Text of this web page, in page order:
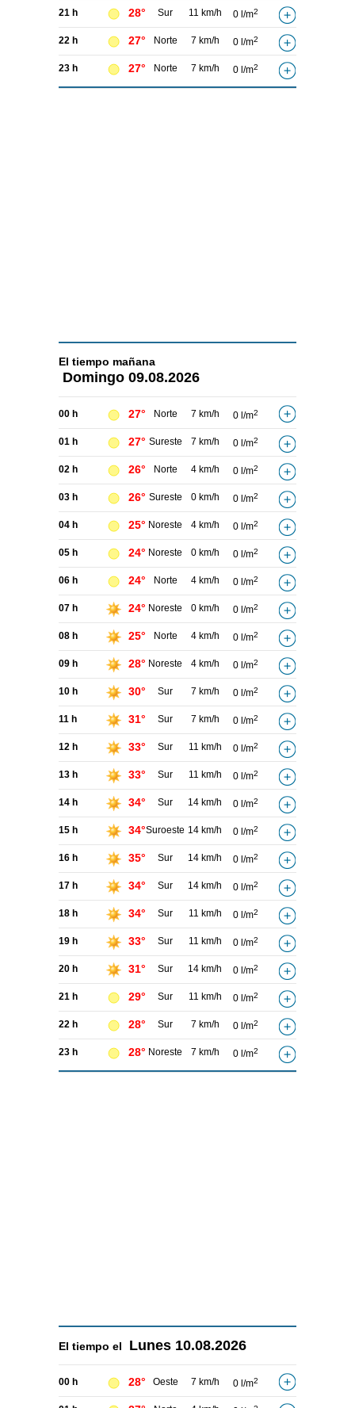
21 h 28° Sur 11 km/h 0 l/m2
22 h 27° Norte 7 km/h 0 l/m2
23 h 27° Norte 7 km/h 0 l/m2
El tiempo mañana
Domingo 09.08.2026
00 h 27° Norte 7 km/h 0 l/m2
01 h 27° Sureste 7 km/h 0 l/m2
02 h 26° Norte 4 km/h 0 l/m2
03 h 26° Sureste 0 km/h 0 l/m2
04 h 25° Noreste 4 km/h 0 l/m2
05 h 24° Noreste 0 km/h 0 l/m2
06 h 24° Norte 4 km/h 0 l/m2
07 h 24° Noreste 0 km/h 0 l/m2
08 h 25° Norte 4 km/h 0 l/m2
09 h 28° Noreste 4 km/h 0 l/m2
10 h 30° Sur 7 km/h 0 l/m2
11 h 31° Sur 7 km/h 0 l/m2
12 h 33° Sur 11 km/h 0 l/m2
13 h 33° Sur 11 km/h 0 l/m2
14 h 34° Sur 14 km/h 0 l/m2
15 h 34°Suroeste 14 km/h 0 l/m2
16 h 35° Sur 14 km/h 0 l/m2
17 h 34° Sur 14 km/h 0 l/m2
18 h 34° Sur 11 km/h 0 l/m2
19 h 33° Sur 11 km/h 0 l/m2
20 h 31° Sur 14 km/h 0 l/m2
21 h 29° Sur 11 km/h 0 l/m2
22 h 28° Sur 7 km/h 0 l/m2
23 h 28° Noreste 7 km/h 0 l/m2
El tiempo el Lunes 10.08.2026
00 h 28° Oeste 7 km/h 0 l/m2